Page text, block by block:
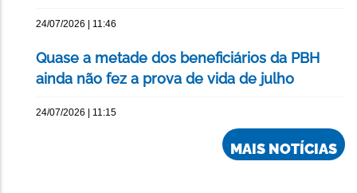
24/07/2026 | 11:46
Quase a metade dos beneficiários da PBH
ainda não fez a prova de vida de julho
24/07/2026 | 11:15
MAIS NOTÍCIAS